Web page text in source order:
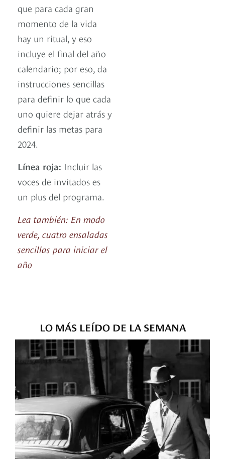
que para cada gran
momento de la vida
hay un ritual, y eso
incluye el final del año
calendario; por eso, da
instrucciones sencillas
para definir lo que cada
uno quiere dejar atrás y
definir las metas para
2024.
Línea roja: Incluir las
voces de invitados es
un plus del programa.
Lea también: En modo
verde, cuatro ensaladas
sencillas para iniciar el
año
LO MÁS LEÍDO DE LA SEMANA